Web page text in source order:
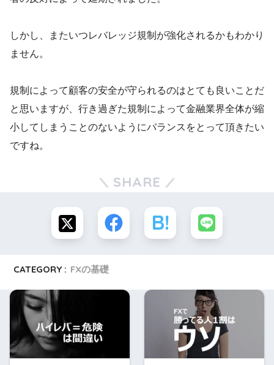
しかし、またいつレバレッジ規制が強化されるかもわかり
ません。
規制によって顧客の安全が守られるのはとても良いことだ
と思いますが、行き過ぎた規制によって金融業界全体が縮
小してしまうことのないようにバランスをとって頂きたい
ですね。
SHARE
CATEGORY : FXの基礎